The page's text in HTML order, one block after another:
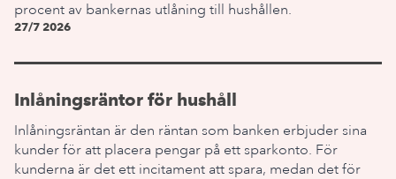
procent av bankernas utlåning till hushållen.
27/7 2026
Inlåningsräntor för hushåll
Inlåningsräntan är den räntan som banken erbjuder sina
kunder för att placera pengar på ett sparkonto. För
kunderna är det ett incitament att spara, medan det för